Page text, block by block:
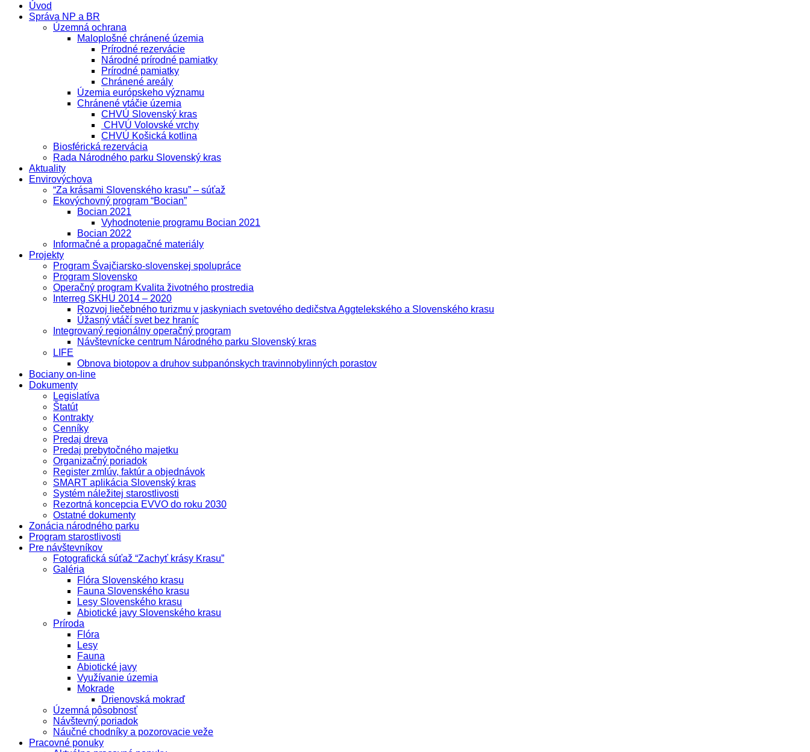
Úvod
Správa NP a BR
Územná ochrana
Maloplošné chránené územia
Prírodné rezervácie
Národné prírodné pamiatky
Prírodné pamiatky
Chránené areály
Územia európskeho významu
Chránené vtáčie územia
CHVÚ Slovenský kras
CHVÚ Volovské vrchy
CHVÚ Košická kotlina
Biosférická rezervácia
Rada Národného parku Slovenský kras
Aktuality
Envirovýchova
“Za krásami Slovenského krasu” – súťaž
Ekovýchovný program “Bocian”
Bocian 2021
Vyhodnotenie programu Bocian 2021
Bocian 2022
Informačné a propagačné materiály
Projekty
Program Švajčiarsko-slovenskej spolupráce
Program Slovensko
Operačný program Kvalita životného prostredia
Interreg SKHU 2014 – 2020
Rozvoj liečebného turizmu v jaskyniach svetového dedičstva Aggtelekského a Slovenského krasu
Úžasný vtáčí svet bez hraníc
Integrovaný regionálny operačný program
Návštevnícke centrum Národného parku Slovenský kras
LIFE
Obnova biotopov a druhov subpanónskych travinnobylinných porastov
Bociany on-line
Dokumenty
Legislatíva
Štatút
Kontrakty
Cenníky
Predaj dreva
Predaj prebytočného majetku
Organizačný poriadok
Register zmlúv, faktúr a objednávok
SMART aplikácia Slovenský kras
Systém náležitej starostlivosti
Rezortná koncepcia EVVO do roku 2030
Ostatné dokumenty
Zonácia národného parku
Program starostlivosti
Pre návštevníkov
Fotografická súťaž “Zachyť krásy Krasu”
Galéria
Flóra Slovenského krasu
Fauna Slovenského krasu
Lesy Slovenského krasu
Abiotické javy Slovenského krasu
Príroda
Flóra
Lesy
Fauna
Abiotické javy
Využívanie územia
Mokrade
Drienovská mokraď
Územná pôsobnosť
Návštevný poriadok
Náučné chodníky a pozorovacie veže
Pracovné ponuky